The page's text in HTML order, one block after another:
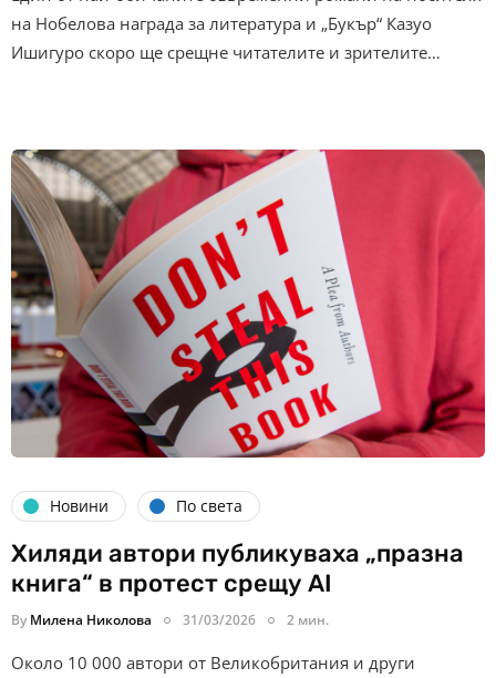
на Нобелова награда за литература и „Букър“ Казуо
Ишигуро скоро ще срещне читателите и зрителите…
Новини По света
Хиляди автори публикуваха „празна
книга“ в протест срещу AI
By Милена Николова 31/03/2026 2 мин.
Около 10 000 автори от Великобритания и други